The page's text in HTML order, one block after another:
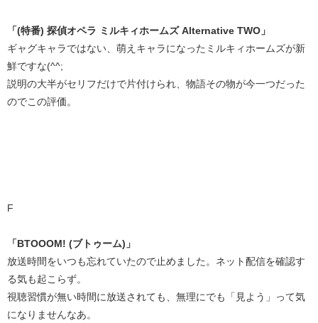
「(特番) 探偵オペラ ミルキィホームズ Alternative TWO」
ギャグキャラではない、萌えキャラになったミルキィホームズが新
鮮ですな(^^;
説明の大半がセリフだけで片付けられ、物語その物が今一つだった
のでこの評価。
F
「BTOOOM! (ブトゥーム)」
放送時間をいつも忘れていたので止めました。ネット配信を確認す
る気も起こらず。
視聴習慣が無い時間に放送されても、無理にでも「見よう」って気
になりませんなあ。